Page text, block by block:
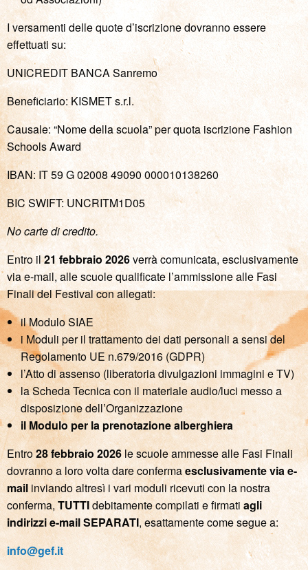
I versamenti delle quote d’iscrizione dovranno essere
effettuati su:
UNICREDIT BANCA Sanremo
Beneficiario: KISMET s.r.l.
Causale: “Nome della scuola” per quota iscrizione Fashion
Schools Award
IBAN: IT 59 G 02008 49090 000010138260
BIC SWIFT: UNCRITM1D05
No carte di credito.
Entro il21 febbraio 2026verrà comunicata, esclusivamente
via e-mail, alle scuole qualificate l’ammissione alle Fasi
Finali del Festival con allegati:
il Modulo SIAE
i Moduli per il trattamento dei dati personali a sensi del
Regolamento UE n.679/2016 (GDPR)
l’Atto di assenso (liberatoria divulgazioni immagini e TV)
la Scheda Tecnica con il materiale audio/luci messo a
disposizione dell’Organizzazione
il Modulo per la prenotazione alberghiera
Entro28 febbraio 2026 le scuole ammesse alle Fasi Finali
dovranno a loro volta dare confermaesclusivamente via e-
mail inviando altresì i vari moduli ricevuti con la nostra
conferma, TUTTIdebitamente compilati e firmati agli
indirizzi e-mail SEPARATI, esattamente come segue a:
info@gef.it